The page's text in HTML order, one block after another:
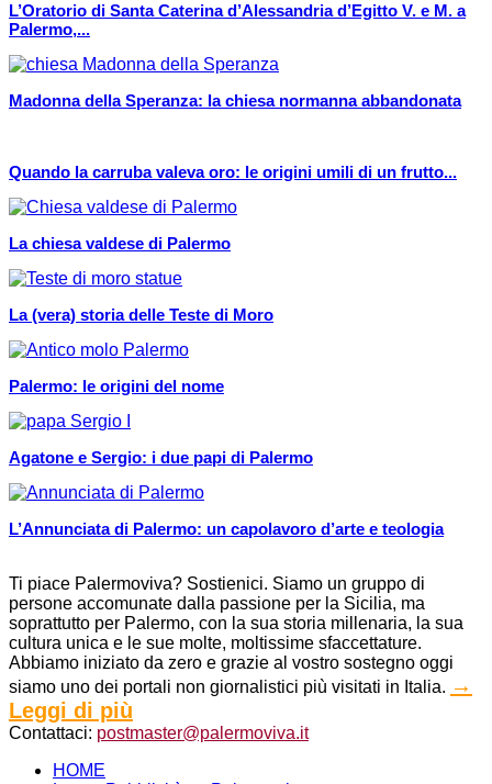
L’Oratorio di Santa Caterina d’Alessandria d’Egitto V. e M. a
Palermo,...
Madonna della Speranza: la chiesa normanna abbandonata
Quando la carruba valeva oro: le origini umili di un frutto...
La chiesa valdese di Palermo
La (vera) storia delle Teste di Moro
Palermo: le origini del nome
Agatone e Sergio: i due papi di Palermo
L’Annunciata di Palermo: un capolavoro d’arte e teologia
Ti piace Palermoviva? Sostienici. Siamo un gruppo di
persone accomunate dalla passione per la Sicilia, ma
soprattutto per Palermo, con la sua storia millenaria, la sua
cultura unica e le sue molte, moltissime sfaccettature.
Abbiamo iniziato da zero e grazie al vostro sostegno oggi
siamo uno dei portali non giornalistici più visitati in Italia. →
Leggi di più
Contattaci: postmaster@palermoviva.it
HOME